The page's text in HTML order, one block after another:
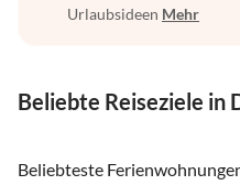
Urlaubsideen Mehr
Beliebte Reiseziele in
Beliebteste